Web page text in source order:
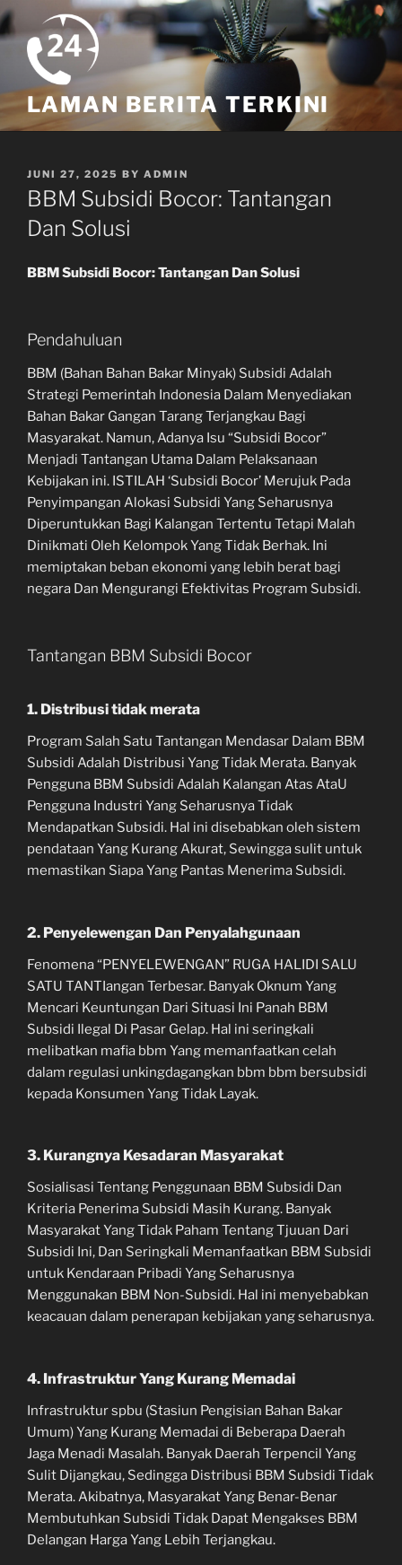
Skip
to
content
LAMAN BERITA TERKINI
POSTED
ON
JUNI 27, 2025 BY ADMIN
BBM Subsidi Bocor: Tantangan
Dan Solusi
BBM Subsidi Bocor: Tantangan Dan Solusi
Pendahuluan
BBM (Bahan Bahan Bakar Minyak) Subsidi Adalah
Strategi Pemerintah Indonesia Dalam Menyediakan
Bahan Bakar Gangan Tarang Terjangkau Bagi
Masyarakat. Namun, Adanya Isu “Subsidi Bocor”
Menjadi Tantangan Utama Dalam Pelaksanaan
Kebijakan ini. ISTILAH ‘Subsidi Bocor’ Merujuk Pada
Penyimpangan Alokasi Subsidi Yang Seharusnya
Diperuntukkan Bagi Kalangan Tertentu Tetapi Malah
Dinikmati Oleh Kelompok Yang Tidak Berhak. Ini
memiptakan beban ekonomi yang lebih berat bagi
negara Dan Mengurangi Efektivitas Program Subsidi.
Tantangan BBM Subsidi Bocor
1. Distribusi tidak merata
Program Salah Satu Tantangan Mendasar Dalam BBM
Subsidi Adalah Distribusi Yang Tidak Merata. Banyak
Pengguna BBM Subsidi Adalah Kalangan Atas AtaU
Pengguna Industri Yang Seharusnya Tidak
Mendapatkan Subsidi. Hal ini disebabkan oleh sistem
pendataan Yang Kurang Akurat, Sewingga sulit untuk
memastikan Siapa Yang Pantas Menerima Subsidi.
2. Penyelewengan Dan Penyalahgunaan
Fenomena “PENYELEWENGAN” RUGA HALIDI SALU
SATU TANTIangan Terbesar. Banyak Oknum Yang
Mencari Keuntungan Dari Situasi Ini Panah BBM
Subsidi Ilegal Di Pasar Gelap. Hal ini seringkali
melibatkan mafia bbm Yang memanfaatkan celah
dalam regulasi unkingdagangkan bbm bbm bersubsidi
kepada Konsumen Yang Tidak Layak.
3. Kurangnya Kesadaran Masyarakat
Sosialisasi Tentang Penggunaan BBM Subsidi Dan
Kriteria Penerima Subsidi Masih Kurang. Banyak
Masyarakat Yang Tidak Paham Tentang Tjuuan Dari
Subsidi Ini, Dan Seringkali Memanfaatkan BBM Subsidi
untuk Kendaraan Pribadi Yang Seharusnya
Menggunakan BBM Non-Subsidi. Hal ini menyebabkan
keacauan dalam penerapan kebijakan yang seharusnya.
4. Infrastruktur Yang Kurang Memadai
Infrastruktur spbu (Stasiun Pengisian Bahan Bakar
Umum) Yang Kurang Memadai di Beberapa Daerah
Jaga Menadi Masalah. Banyak Daerah Terpencil Yang
Sulit Dijangkau, Sedingga Distribusi BBM Subsidi Tidak
Merata. Akibatnya, Masyarakat Yang Benar-Benar
Membutuhkan Subsidi Tidak Dapat Mengakses BBM
Delangan Harga Yang Lebih Terjangkau.